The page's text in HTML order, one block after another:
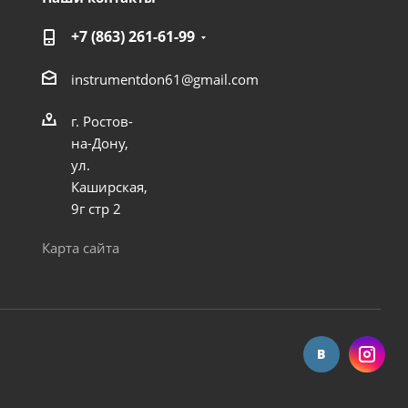
+7 (863) 261-61-99
instrumentdon61@gmail.com
г. Ростов-
на-Дону,
ул.
Каширская,
9г стр 2
Карта сайта